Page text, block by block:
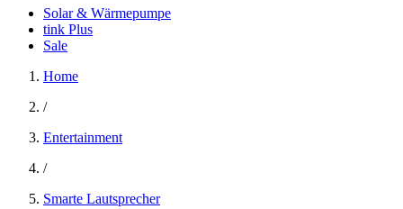
Solar & Wärmepumpe
tink Plus
Sale
Home
/
Entertainment
/
Smarte Lautsprecher